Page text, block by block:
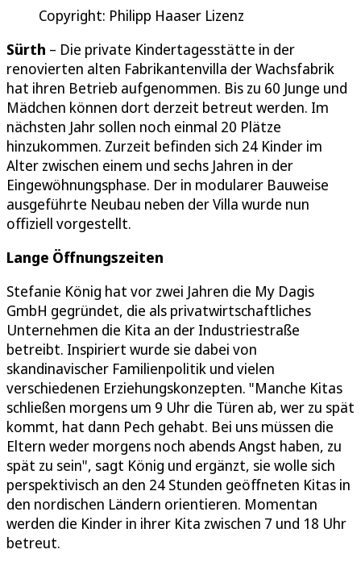
Copyright: Philipp Haaser Lizenz
Sürth – Die private Kindertagesstätte in der
renovierten alten Fabrikantenvilla der Wachsfabrik
hat ihren Betrieb aufgenommen. Bis zu 60 Junge und
Mädchen können dort derzeit betreut werden. Im
nächsten Jahr sollen noch einmal 20 Plätze
hinzukommen. Zurzeit befinden sich 24 Kinder im
Alter zwischen einem und sechs Jahren in der
Eingewöhnungsphase. Der in modularer Bauweise
ausgeführte Neubau neben der Villa wurde nun
offiziell vorgestellt.
Lange Öffnungszeiten
Stefanie König hat vor zwei Jahren die My Dagis
GmbH gegründet, die als privatwirtschaftliches
Unternehmen die Kita an der Industriestraße
betreibt. Inspiriert wurde sie dabei von
skandinavischer Familienpolitik und vielen
verschiedenen Erziehungskonzepten. "Manche Kitas
schließen morgens um 9 Uhr die Türen ab, wer zu spät
kommt, hat dann Pech gehabt. Bei uns müssen die
Eltern weder morgens noch abends Angst haben, zu
spät zu sein", sagt König und ergänzt, sie wolle sich
perspektivisch an den 24 Stunden geöffneten Kitas in
den nordischen Ländern orientieren. Momentan
werden die Kinder in ihrer Kita zwischen 7 und 18 Uhr
betreut.